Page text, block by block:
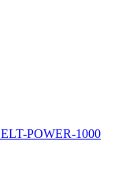
POWER-1000